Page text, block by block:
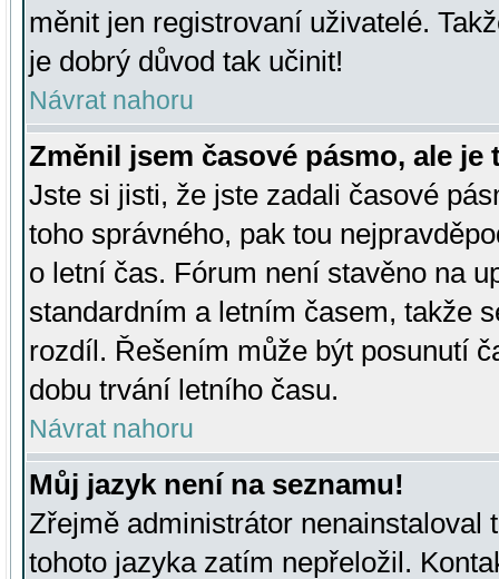
měnit jen registrovaní uživatelé.
je dobrý důvod tak učinit!
Návrat nahoru
Změnil jsem časové pásmo, ale je
Jste si jisti, že jste zadali časové
toho správného, pak tou
o letní čas. Fórum není stavěno na
standardním a letním časem, takže
rozdíl. Řešením může být posunutí
dobu trvání letního času.
Návrat nahoru
Můj jazyk není na seznamu!
Zřejmě administrátor nenainstaloval
tohoto jazyka zatím nepřeložil.